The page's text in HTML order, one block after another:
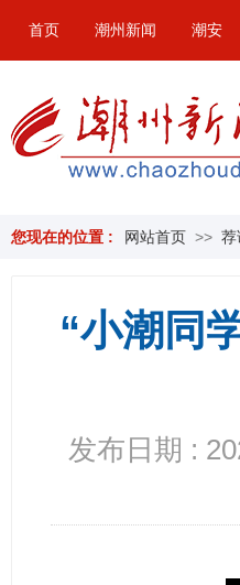
首页 潮州新闻 潮安
您现在的位置 : 网站首页 >> 荐
“小潮同
发布日期 :